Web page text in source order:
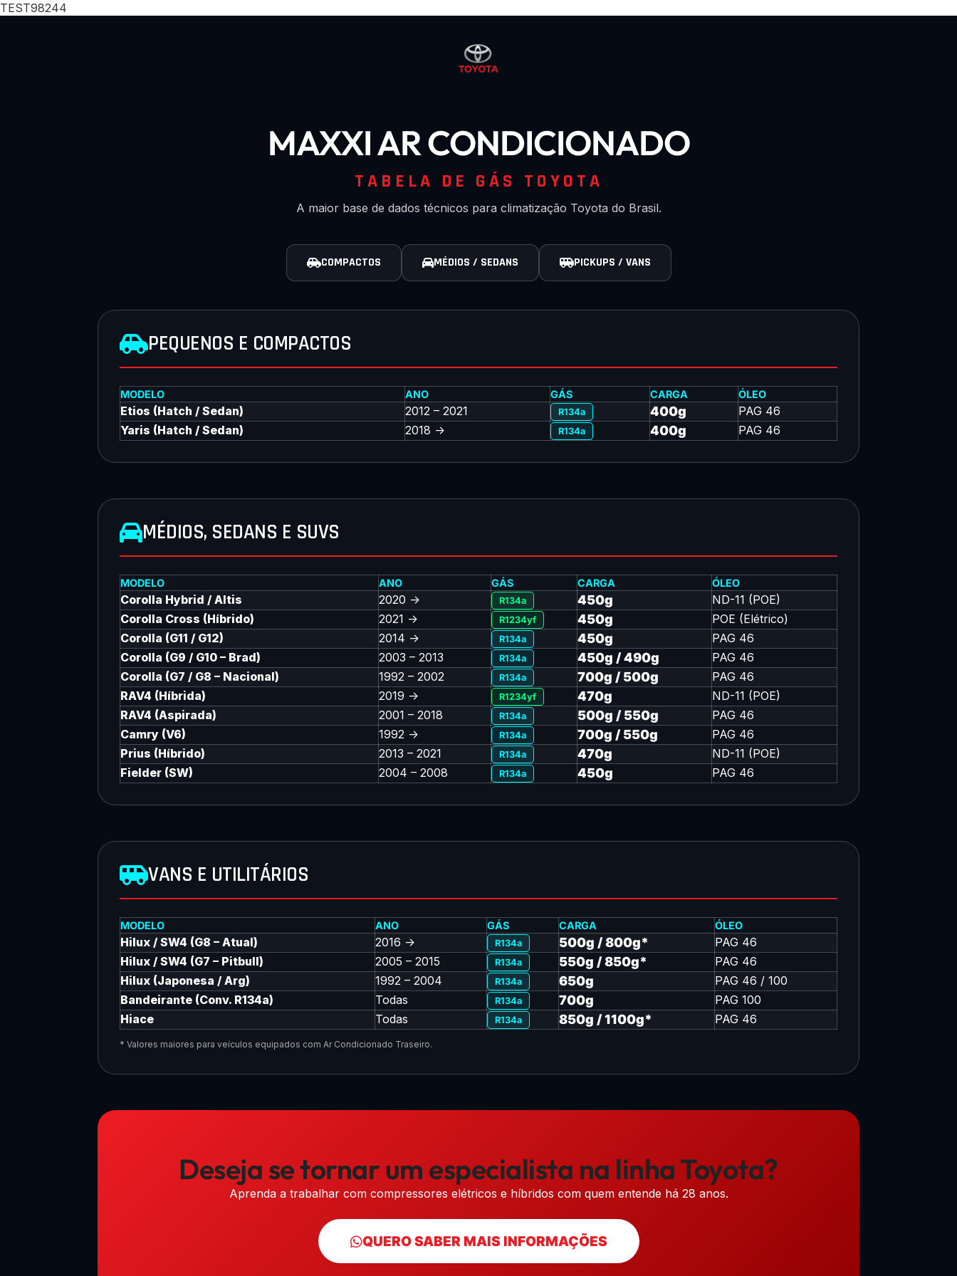
TEST98244
MAXXI AR CONDICIONADO
TABELA DE GÁS TOYOTA
A maior base de dados técnicos para climatização Toyota do Brasil.
COMPACTOS MÉDIOS / SEDANS PICKUPS / VANS
PEQUENOS E COMPACTOS
MODELO ANO GÁS CARGA ÓLEO
Etios (Hatch / Sedan) 2012 – 2021 R134a 400g
PAG 46
Yaris (Hatch / Sedan)
2018 -> R134a 400g PAG 46
MÉDIOS, SEDANS E SUVS
MODELO ANO GÁS CARGA ÓLEO
Corolla Hybrid / Altis 2020 -> R134a 450g
ND-11 (POE)
Corolla Cross (Híbrido)
2021 -> R1234yf 450g
POE (Elétrico)
Corolla (G11 / G12)
2014 -> R134a 450g
PAG 46
Corolla (G9 / G10 – Brad)
2003 – 2013 R134a 450g / 490g
PAG 46
Corolla (G7 / G8 – Nacional)
1992 – 2002 R134a 700g / 500g
PAG 46
RAV4 (Híbrida)
2019 -> R1234yf 470g
ND-11 (POE)
RAV4 (Aspirada)
2001 – 2018 R134a 500g / 550g
PAG 46
Camry (V6)
1992 -> R134a 700g / 550g
PAG 46
Prius (Híbrido)
2013 – 2021 R134a 470g
ND-11 (POE)
Fielder (SW)
2004 – 2008 R134a 450g PAG 46
VANS E UTILITÁRIOS
MODELO ANO GÁS CARGA ÓLEO
Hilux / SW4 (G8 – Atual) 2016 -> R134a 500g / 800g*
PAG 46
Hilux / SW4 (G7 – Pitbull)
2005 – 2015 R134a 550g / 850g*
PAG 46
Hilux (Japonesa / Arg)
1992 – 2004 R134a 650g
PAG 46 / 100
Bandeirante (Conv. R134a)
Todas R134a 700g
PAG 100
Hiace
Todas R134a 850g / 1100g* PAG 46
* Valores maiores para veículos equipados com Ar Condicionado Traseiro.
Deseja se tornar um especialista na linha Toyota?
Aprenda a trabalhar com compressores elétricos e híbridos com quem entende há 28 anos.
QUERO SABER MAIS INFORMAÇÕES